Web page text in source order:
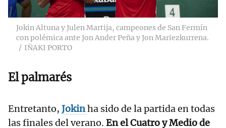
Jokin Altuna y Julen Martija, campeones de San Fermín
con polémica ante Jon Ander Peña y Jon Mariezkurrena.
IÑAKI PORTO
El palmarés
Entretanto, Jokinha sido de la partida en todas
las finales del verano. En el Cuatro y Medio de